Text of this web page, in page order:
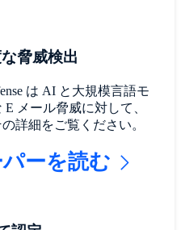
脅威検出
は AI と大規模言語モ
メール脅威に対して、
詳細をご覧ください。
ーを読む